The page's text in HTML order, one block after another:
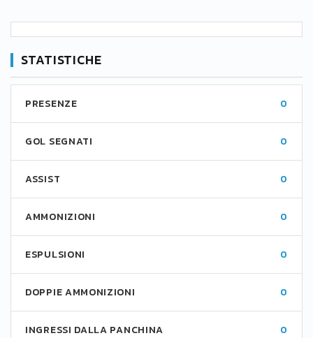
STATISTICHE
PRESENZE 0
GOL SEGNATI 0
ASSIST 0
AMMONIZIONI 0
ESPULSIONI 0
DOPPIE AMMONIZIONI 0
INGRESSI DALLA PANCHINA 0